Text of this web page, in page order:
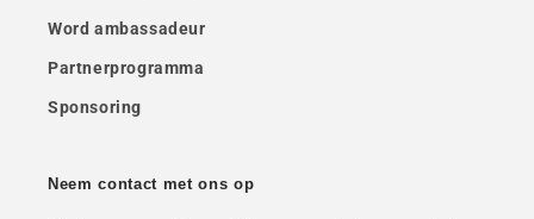
Word ambassadeur
Partnerprogramma
Sponsoring
Neem contact met ons op